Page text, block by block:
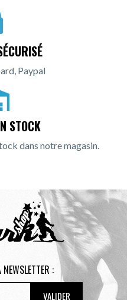
Paypal
STOCK
dans notre magasin.
: